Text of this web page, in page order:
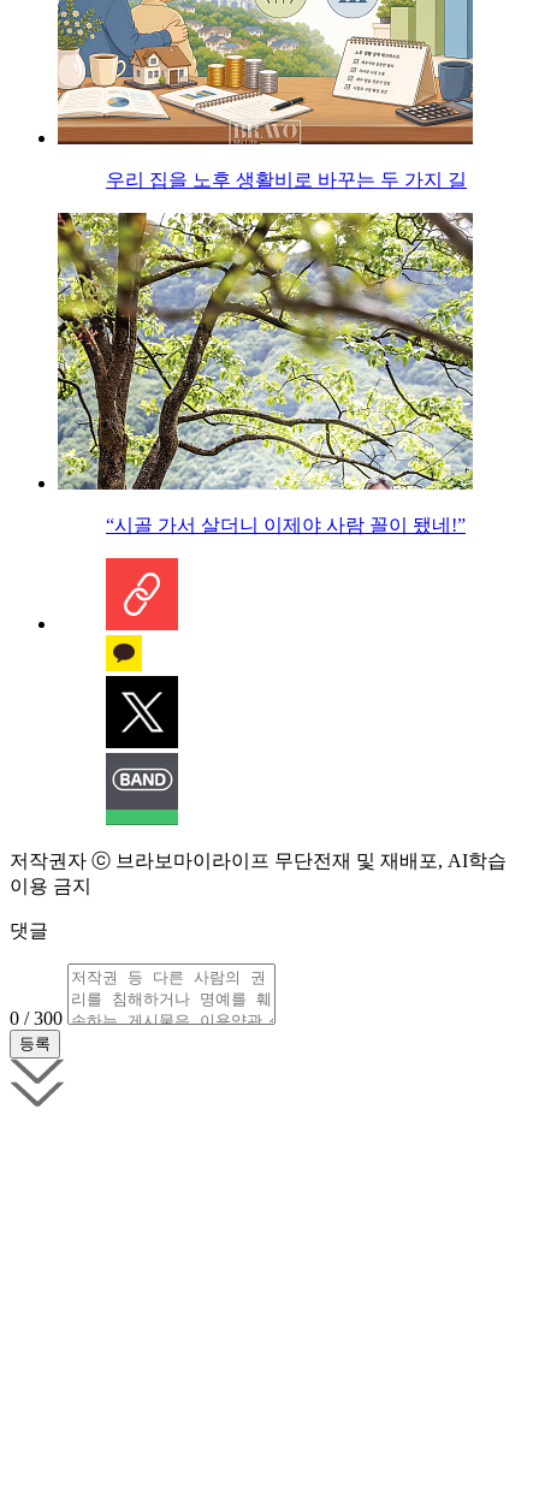
우리 집을 노후 생활비로 바꾸는 두 가지 길
“시골 가서 살더니 이제야 사람 꼴이 됐네!”
저작권자 ⓒ 브라보마이라이프 무단전재 및 재배포, AI학습
이용 금지
댓글
0 / 300